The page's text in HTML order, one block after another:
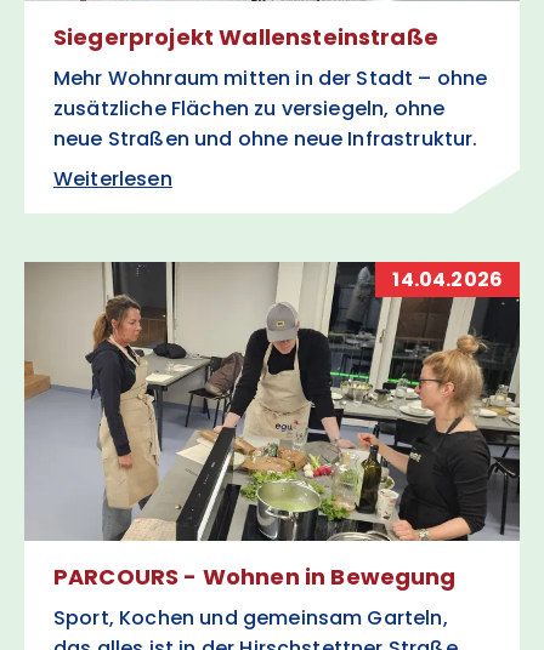
Siegerprojekt Wallensteinstraße
Mehr Wohnraum mitten in der Stadt – ohne
zusätzliche Flächen zu versiegeln, ohne
neue Straßen und ohne neue Infrastruktur.
Weiterlesen
14.04.2026
PARCOURS - Wohnen in Bewegung
Sport, Kochen und gemeinsam Garteln,